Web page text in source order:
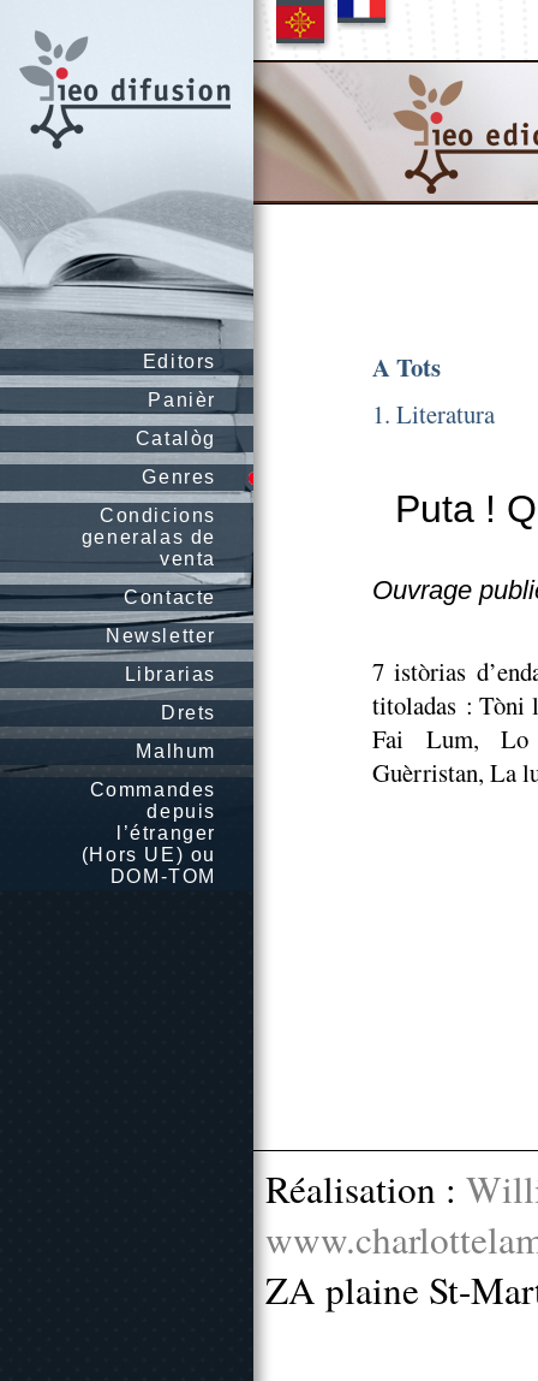
Editors
Panièr
Catalòg
Genres
Condicions
generalas de
venta
Contacte
Newsletter
Librarias
Drets
Malhum
Commandes
depuis
l’étranger
(Hors UE) ou
DOM-TOM
A Tots
1. Literatura
Puta !
Ouvrage
7 istòrias
titoladas : Tòni
Fai Lum, Lo
Guèrristan, La
Réalisation :
ZA plaine St-